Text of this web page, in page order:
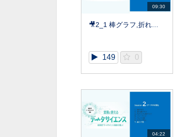
09:30
🎥2_1 棒グラフ,折れ線グラフ【DS基礎】
149 0
04:22